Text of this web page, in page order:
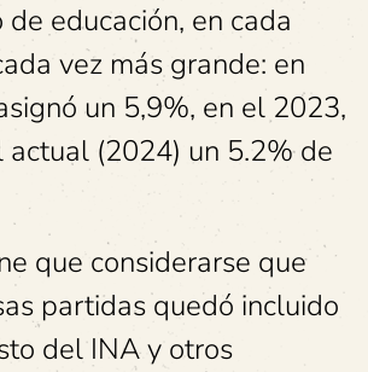
educación, en cada
vez más grande: en
un 5,9%, en el 2023,
actual (2024) un 5.2% de
que considerarse que
partidas quedó incluido
del INA y otros